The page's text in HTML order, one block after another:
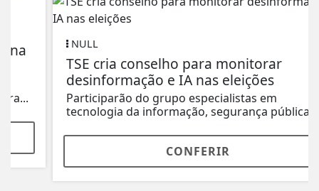
TSE cria conselho para monitorar
desinformação e IA nas eleições
Participarão do grupo especialistas em
tecnologia da informação, segurança pública,...
CONFERIR